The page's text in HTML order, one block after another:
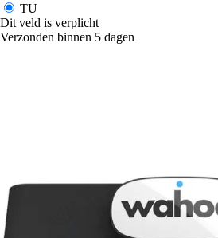
TU
Dit veld is verplicht
Verzonden binnen 5 dagen